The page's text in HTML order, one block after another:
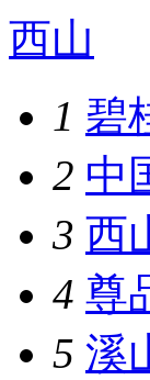
西山
1 碧
2 中
3 西
4 尊
5 溪